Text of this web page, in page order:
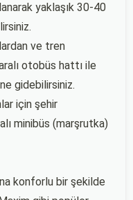
yaklaşık 30-40
ve tren
otobüs hattı ile
gidebilirsiniz.
için şehir
minibüs (marşrutka)
konforlu bir şekilde